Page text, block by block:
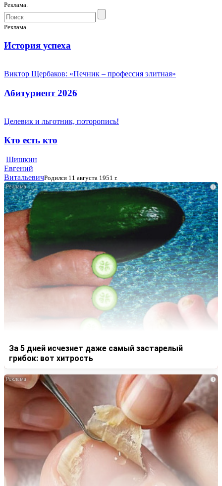
Реклама.
Реклама.
История успеха
Виктор Щербаков: «Печник – профессия элитная»
Абитуриент 2026
Целевик и льготник, поторопись!
Кто есть кто
Шишкин
Евгений
ВитальевичРодился 11 августа 1951 г.
i
За 5 дней исчезнет даже самый застарелый
грибок: вот хитрость
i